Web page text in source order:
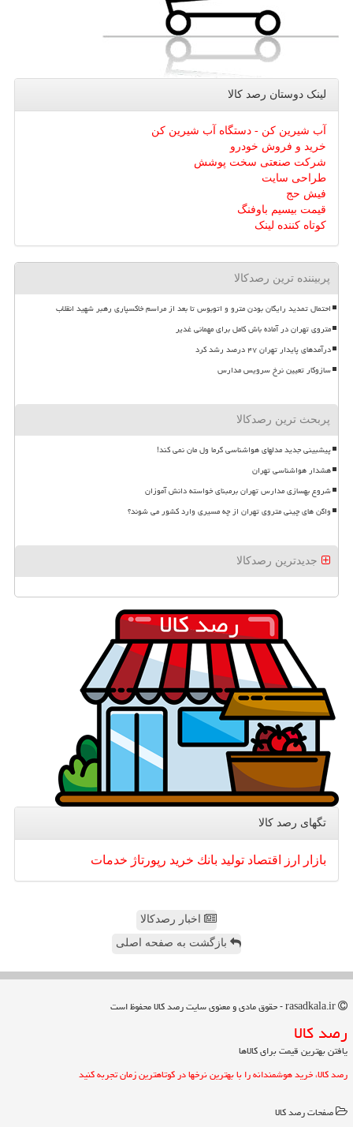
لینک دوستان رصد كالا
آب شیرین کن - دستگاه آب شیرین کن
خرید و فروش خودرو
شرکت صنعتی سخت پوشش
طراحی سایت
فیش حج
قیمت بیسیم باوفنگ
کوتاه کننده لینک
پربیننده ترین رصدکالا
احتمال تمدید رایگان بودن مترو و اتوبوس تا بعد از مراسم خاکسپاری رهبر شهید انقلاب
متروی تهران در آماده باش کامل برای مهمانی غدیر
درآمدهای پایدار تهران ۴۷ درصد رشد کرد
سازوکار تعیین نرخ سرویس مدارس
پربحث ترین رصدکالا
پیشبینی جدید مدلهای هواشناسی گرما ول مان نمی کند!
هشدار هواشناسی تهران
شروع بهسازی مدارس تهران برمبنای خواسته دانش آموزان
واگن های چینی متروی تهران از چه مسیری وارد کشور می شوند؟
جدیدترین رصدکالا
تگهای رصد كالا
بازار ارز اقتصاد تولید بانك خرید رپورتاژ خدمات
اخبار رصدکالا
بازگشت به صفحه اصلی
رصد كالا
یافتن بهترین قیمت برای کالاها
رصد کالا، خرید هوشمندانه را با بهترین نرخها در کوتاهترین زمان تجربه کنید
صفحات رصد كالا